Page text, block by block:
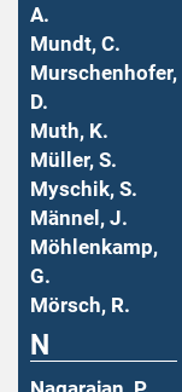
A.
Mundt, C.
Murschenhofer,
D.
Muth, K.
Müller, S.
Myschik, S.
Männel, J.
Möhlenkamp,
G.
Mörsch, R.
N